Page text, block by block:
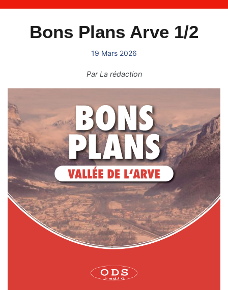
Bons Plans Arve 1/2
19 Mars 2026
ParLa rédaction